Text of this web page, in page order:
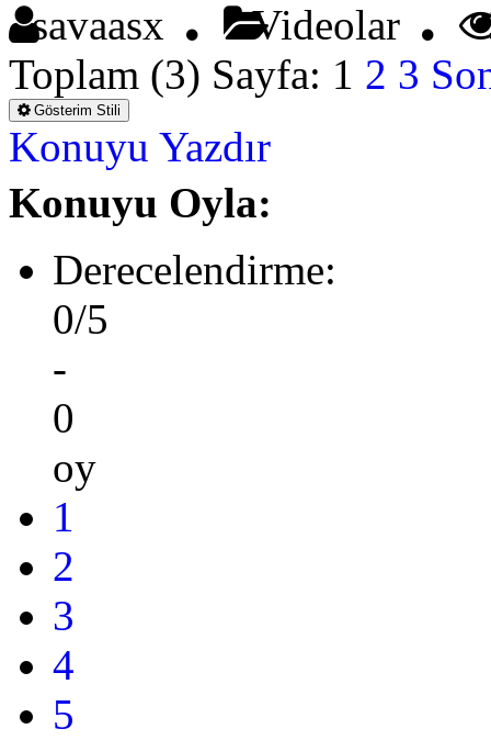
savaasx Videolar
Toplam (3) Sayfa: 1 2 3
Gösterim Stili
Konuyu Yazdır
Konuyu Oyla:
Derecelendirme:
0/5
-
0
oy
1
2
3
4
5